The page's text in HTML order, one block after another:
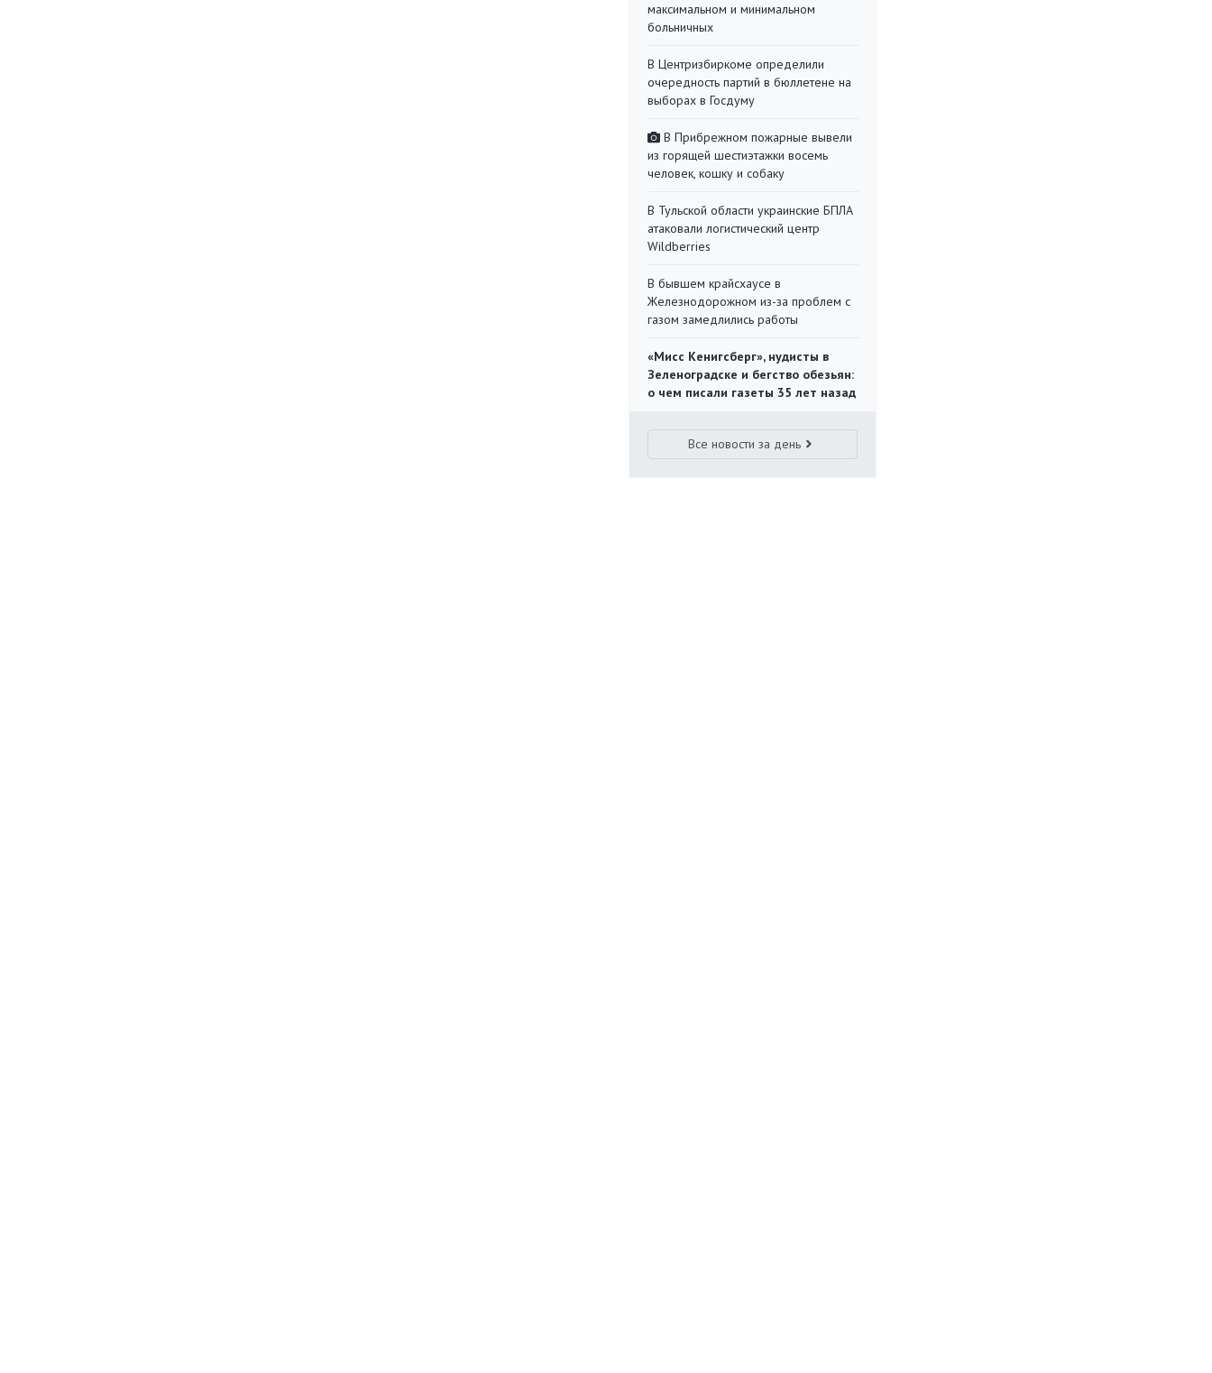
максимальном и минимальном
больничных
В Центризбиркоме определили
очередность партий в бюллетене на
выборах в Госдуму
В Прибрежном пожарные вывели
из горящей шестиэтажки восемь
человек, кошку и собаку
В Тульской области украинские БПЛА
атаковали логистический центр
Wildberries
В бывшем крайсхаусе в
Железнодорожном из-за проблем с
газом замедлились работы
«Мисс Кенигсберг», нудисты в
Зеленоградске и бегство обезьян:
о чем писали газеты 35 лет назад
Все новости за день